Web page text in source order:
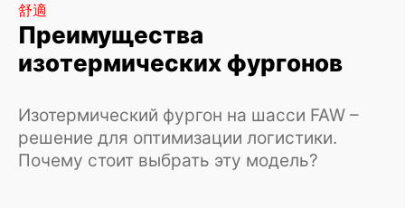
舒適
Преимущества
изотермических фургонов
Изотермический фургон на шасси FAW –
решение для оптимизации логистики.
Почему стоит выбрать эту модель?
保證
Как купить
изотермический фургон
Купить изотермический фургон у нас –
удобный процесс. Как официальный
производитель, предлагаем:
Ассортимент. Новые модели в